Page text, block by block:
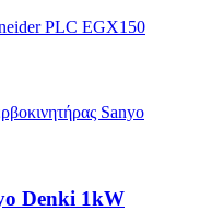
PLC EGX150
Denki 1kW